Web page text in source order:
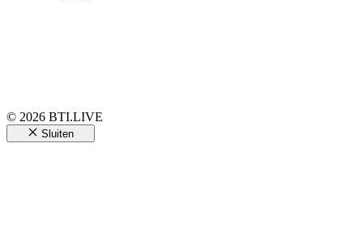
© 2026 BTI.LIVE
Sluiten